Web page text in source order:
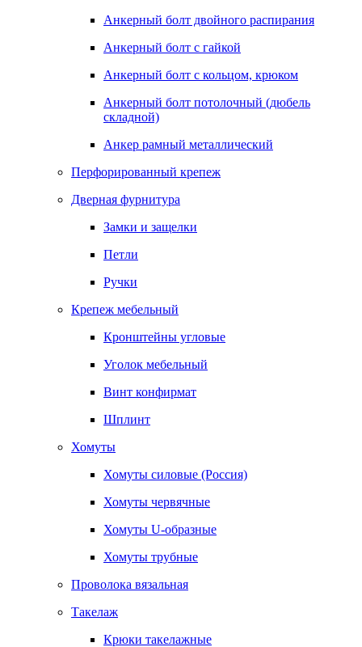
Анкерный болт двойного распирания
Анкерный болт с гайкой
Анкерный болт с кольцом, крюком
Анкерный болт потолочный (дюбель
складной)
Анкер рамный металлический
Перфорированный крепеж
Дверная фурнитура
Замки и защелки
Петли
Ручки
Крепеж мебельный
Кронштейны угловые
Уголок мебельный
Винт конфирмат
Шплинт
Хомуты
Хомуты силовые (Россия)
Хомуты червячные
Хомуты U-образные
Хомуты трубные
Проволока вязальная
Такелаж
Крюки такелажные